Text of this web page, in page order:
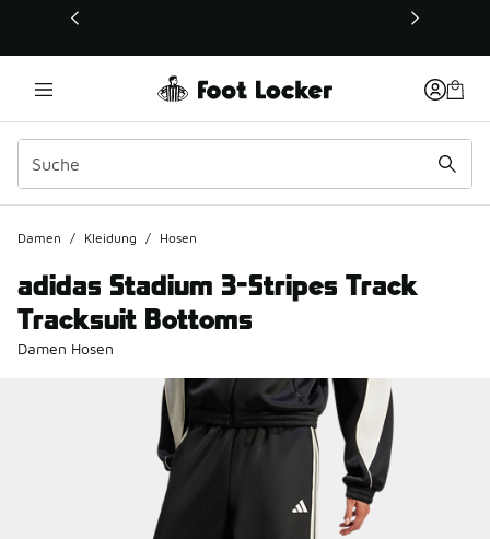
Dieser Link öffnet sich in einem neuen Fenster
Damen / Kleidung / Hosen
adidas Stadium 3-Stripes Track
Tracksuit Bottoms
Damen Hosen